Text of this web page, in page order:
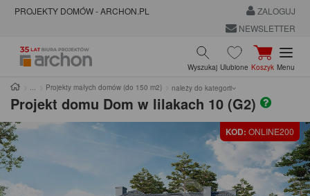
PROJEKTY DOMÓW - ARCHON.PL
ZALOGUJ
NEWSLETTER
Wyszukaj Ulubione Koszyk Menu
Projekty małych domów (do 150 m2) należy do kategorii
Projekt domu Dom w lilakach 10 (G2)
KOD: ONLINE200